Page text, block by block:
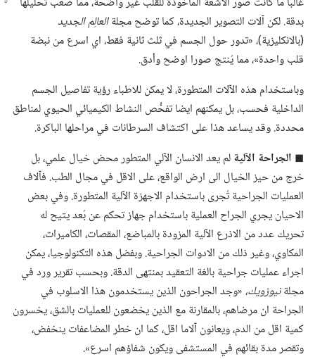
بدقة.‏ لكن آلات التصوير الجديدة،‏ كما توضح مجلةالعالِم الجديد
‏(‏بالانكليزية)‏،‏ «تدور حول الجسم في ثلث ثانية فقط،‏ اي اسرع من نبضة
قلب واحدة»،‏ مما يُنتج صورا اوضح وأدق.‏
وباستخدام هذه الآلات المتطورة،‏ لا يمكن للاطباء رؤية تفاصيل الجسم
الداخلية فحسب،‏ بل يمكنهم ايضا تفحُّص النشاط الكيميائي الحيوي لمناطق
محددة.‏ وقد يساعد هذا على اكتشاف السرطانات في مراحلها الباكرة.‏
◼ الجراحة الآليةلم يعد الانسان الآلي المتطور محض خيال علمي،‏ بل
خرج من حيز الخيال الى ارض الواقع،‏ على الاقل في مجال الطب.‏ فآلاف
العمليات الجراحية تُجرى باستخدام الاجهزة الآلية المتطورة.‏ وفي بعض
الاحيان يجري الجراح العملية باستخدام جهاز تحكم عن بُعد يتيح له
تحريك عدد من الاذرع الآلية المزودة بالمباضع،‏ المقصات،‏ الكاميرات،‏
المكاوي،‏ وغير ذلك من الادوات الجراحية.‏ وبفضل هذه التكنولوجيا،‏ يمكن
اجراء عمليات جراحية بالغة التعقيد بمنتهى الدقة.‏ وبحسب تقرير ورد في
مجلةنيوزويك،‏‏«وجد الجراحون الذين يستخدمون هذا الاسلوب في
الجراحة ان مرضاهم،‏ بالمقارنة مع الذين يخضعون للعمليات بالشق،‏ يخسرون
كمية اقل من الدم،‏ ويعانون آلاما اقل،‏ كما ان خطر المضاعفات ينخفض،‏
وتقصر مدة بقائهم في المستشفى ويكون شفاؤهم اسرع».‏